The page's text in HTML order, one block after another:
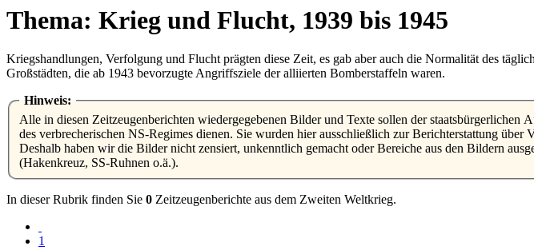
Thema: Krieg und Flucht, 1939 bis 1945
Kriegshandlungen, Verfolgung und Flucht prägten diese Zeit, es gab aber auch die Normalität des
Großstädten, die ab 1943 bevorzugte Angriffsziele der alliierten Bomberstaffeln waren.
Hinweis:
Alle in diesen Zeitzeugenberichten wiedergegebenen Bilder und Texte sollen der staatsbürgerlichen Aufklärung, nicht aber der Glorifizierung oder Verherrlichung von Kriegshandlungen, oder gar der Taten
des verbrecherischen NS-Regimes dienen. Sie wurden hier ausschließlich zur Berichterstattung über
Deshalb haben wir die Bilder nicht zensiert, unkenntlich gemacht oder Bereiche aus den Bildern
(Hakenkreuz, SS-Ruhnen o.ä.).
In dieser Rubrik finden Sie 0 Zeitzeugenberichte aus dem Zweiten Weltkrieg.
1